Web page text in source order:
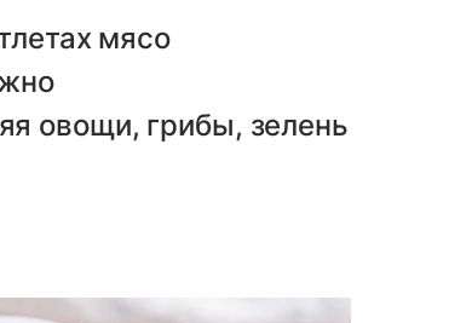
мясо
овощи, грибы, зелень